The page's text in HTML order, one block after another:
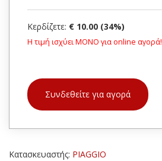
Κερδίζετε: € 10.00 (34%)
Η τιμή ισχύει ΜΟΝΟ για online αγορά!
Συνδεθείτε για αγορά
Κατασκευαστής: PIAGGIO